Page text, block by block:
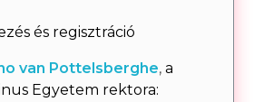
és regisztráció
van Pottelsberghe,a
Egyetem rektora: